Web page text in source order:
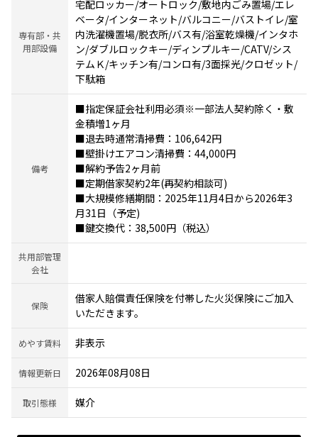
専有部・共
用部設備
宅配ロッカー/オートロック/敷地内ごみ置場/エレ
ベータ/インターネット/バルコニー/バストイレ/室
内洗濯機置場/脱衣所/バス有/浴室乾燥機/インタホ
ン/ダブルロックキー/ディンプルキー/CATV/シス
テムＫ/キッチン有/コンロ有/3面採光/クロゼット/
下駄箱
備考
■指定保証会社利用必須※一部法人契約除く・敷
金積増1ヶ月
■退去時通常清掃費：106,642円
■壁掛けエアコン清掃費：44,000円
■解約予告2ヶ月前
■定期借家契約2年(再契約相談可)
■大規模修繕期間：2025年11月4日から2026年3
月31日（予定)
■鍵交換代：38,500円（税込）
共用部管理
会社
保険
借家人賠償責任保険を付帯した火災保険にご加入
いただきます。
めやす賃料 非表示
情報更新日 2026年08月08日
取引態様 媒介